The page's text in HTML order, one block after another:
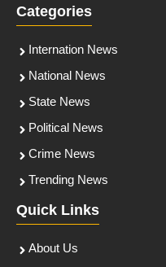
Categories
Internation News
National News
State News
Political News
Crime News
Trending News
Quick Links
About Us